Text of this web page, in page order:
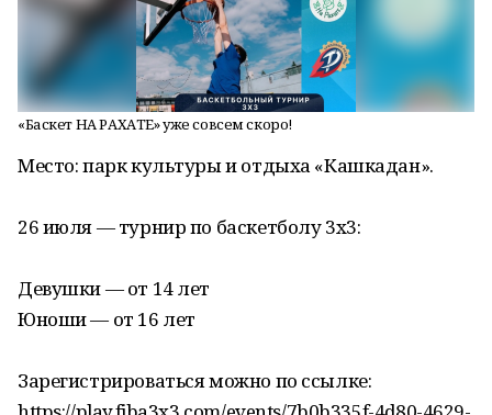
«Баскет НА РАХАТЕ» уже совсем скоро!
Место: парк культуры и отдыха «Кашкадан».
26 июля — турнир по баскетболу 3x3:
Девушки — от 14 лет
Юноши — от 16 лет
Зарегистрироваться можно по ссылке: